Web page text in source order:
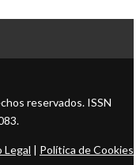
reservados. ISSN
Legal | Política de Cookies